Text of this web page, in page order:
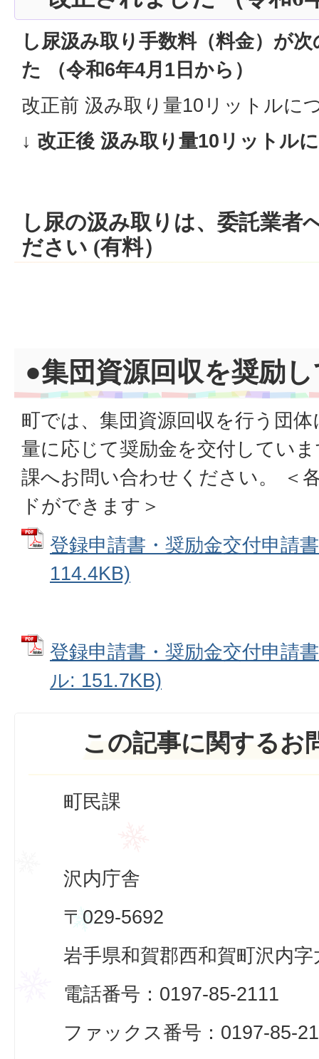
し尿汲み取り手数料（料金）が
た （令和6年4月1日から）
改正前 汲み取り量10リットルに
↓ 改正後 汲み取り量10リットル
し尿の汲み取りは、委託業者
ださい (有料）
●集団資源回収を奨励
町では、集団資源回収を行う団
量に応じて奨励金を交付してい
課へお問い合わせください。 ＜
ドができます＞
登録申請書・奨励金交付申請
114.4KB)
登録申請書・奨励金交付申請
ル: 151.7KB)
この記事に関するお
町民課
沢内庁舎
〒029-5692
岩手県和賀郡西和賀町沢内
電話番号：0197-85-2111
ファックス番号：0197-85-